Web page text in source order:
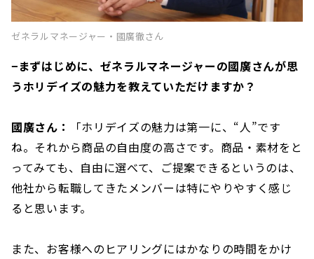
ゼネラルマネージャー・國廣徹さん
−まずはじめに、ゼネラルマネージャーの國廣さんが思
うホリデイズの魅力を教えていただけますか？
國廣さん：
「ホリデイズの魅力は第一に、“人”です
ね。それから商品の自由度の高さです。商品・素材をと
ってみても、自由に選べて、ご提案できるというのは、
他社から転職してきたメンバーは特にやりやすく感じ
ると思います。
また、お客様へのヒアリングにはかなりの時間をかけ